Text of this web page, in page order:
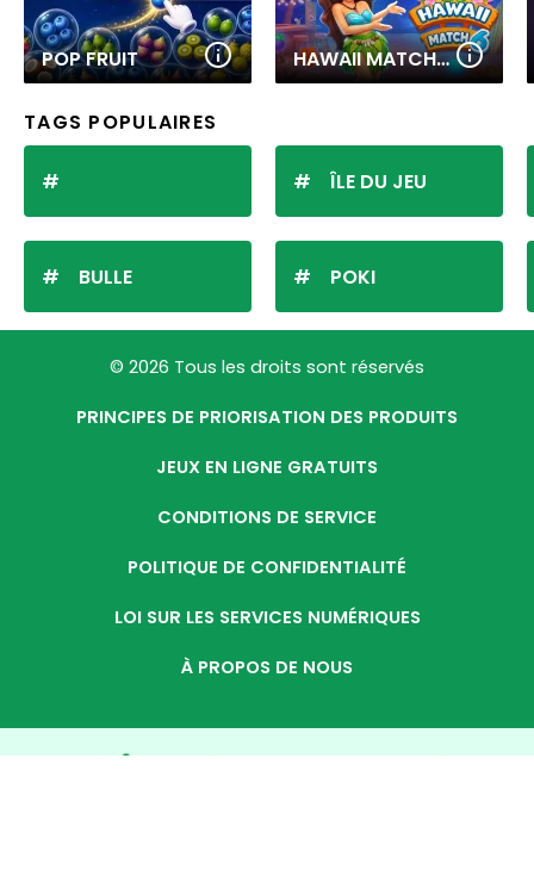
POP FRUIT HAWAII MATCH 6
TAGS POPULAIRES
BULLE
ÎLE DU JEU
POKI
© 2026 Tous les droits sont réservés
PRINCIPES DE PRIORISATION DES PRODUITS
JEUX EN LIGNE GRATUITS
CONDITIONS DE SERVICE
POLITIQUE DE CONFIDENTIALITÉ
LOI SUR LES SERVICES NUMÉRIQUES
À PROPOS DE NOUS